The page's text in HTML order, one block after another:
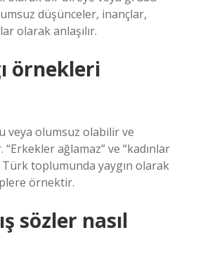
düşünceler, inançlar,
olarak anlaşılır.
örnekleri
veya olumsuz olabilir ve
ağlamaz” ve “kadınlar
toplumunda yaygın olarak
örnektir.
sözler nasıl